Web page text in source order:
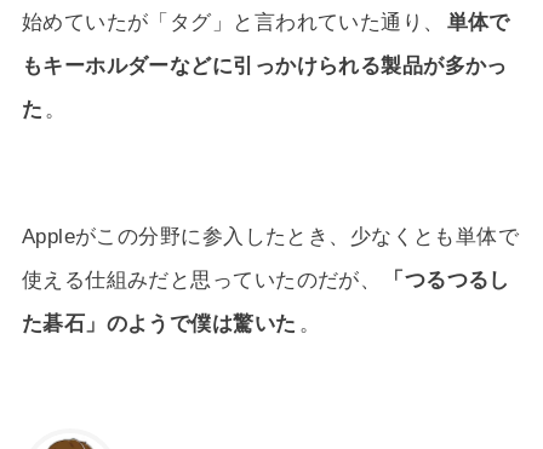
始めていたが「タグ」と言われていた通り、
単体で
もキーホルダーなどに引っかけられる製品が多かっ
た 。
Appleがこの分野に参入したとき、少なくとも単体で
使える仕組みだと思っていたのだが、
「つるつるし
た碁石」のようで僕は驚いた 。